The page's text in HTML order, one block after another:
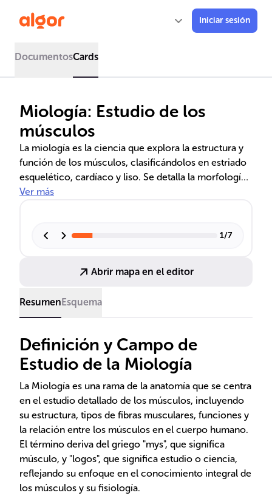
Iniciar sesión
DocumentosCards
Miología: Estudio de los
músculos
La miología es la ciencia que explora la estructura y
función de los músculos, clasificándolos en estriado
esquelético, cardíaco y liso. Se detalla la morfología
muscular, su ubicación y el papel de los tendones en
movimientos coordinados.
Ver más
1/7
Abrir mapa en el editor
ResumenEsquema
Definición y Campo de
Estudio de la Miología
La Miología es una rama de la anatomía que se centra
en el estudio detallado de los músculos, incluyendo
su estructura, tipos de fibras musculares, funciones y
la relación entre los músculos en el cuerpo humano.
El término deriva del griego "mys", que significa
músculo, y "logos", que significa estudio o ciencia,
reflejando su enfoque en el conocimiento integral de
los músculos y su fisiología.